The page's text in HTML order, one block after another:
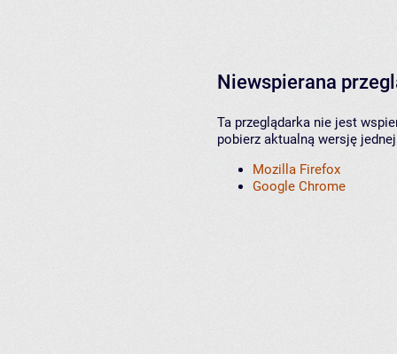
Niewspierana
Ta przeglądarka nie jest
pobierz aktualną wersję
Mozilla Firefox
Google Chrome